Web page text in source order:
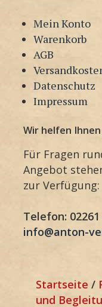
Mein Konto
Warenkorb
AGB
Datenschutz
Impressum
Wir helfen
Für Fragen
Angebot
zur Verfügung:
Telefon:
info@anton-
Startseite /
und